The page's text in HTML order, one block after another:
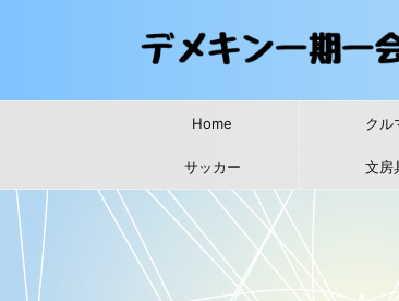
Home クル
サッカー 文房